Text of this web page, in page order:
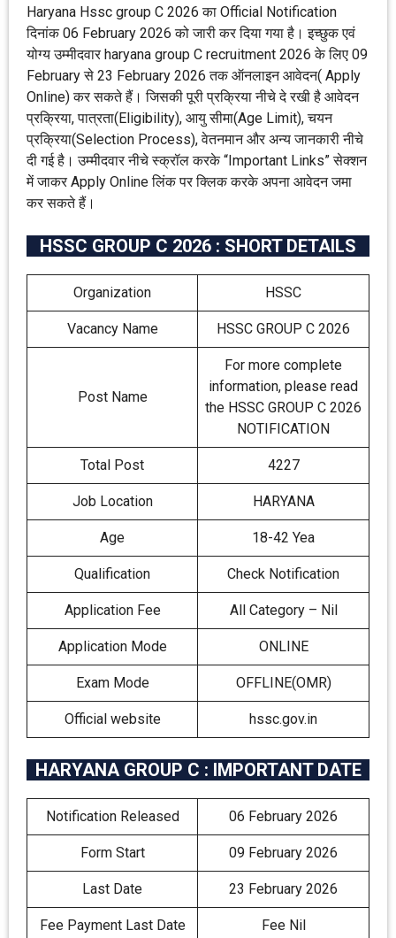
Haryana Hssc group C 2026 का Official Notification
दिनांक 06 February 2026 को जारी कर दिया गया है। इच्छुक एवं
योग्य उम्मीदवार haryana group C recruitment 2026 के लिए 09
February से 23 February 2026 तक ऑनलाइन आवेदन( Apply
Online) कर सकते हैं। जिसकी पूरी प्रक्रिया नीचे दे रखी है आवेदन
प्रक्रिया, पात्रता(Eligibility), आयु सीमा(Age Limit), चयन
प्रक्रिया(Selection Process), वेतनमान और अन्य जानकारी नीचे
दी गई है। उम्मीदवार नीचे स्क्रॉल करके “Important Links” सेक्शन
में जाकर Apply Online लिंक पर क्लिक करके अपना आवेदन जमा
कर सकते हैं।
HSSC GROUP C 2026 : SHORT DETAILS
Organization HSSC
Vacancy Name HSSC GROUP C 2026
Post Name
For more complete
information, please read
the HSSC GROUP C 2026
NOTIFICATION
Total Post 4227
Job Location HARYANA
Age 18-42 Yea
Qualification Check Notification
Application Fee All Category – Nil
Application Mode ONLINE
Exam Mode OFFLINE(OMR)
Official website hssc.gov.in
HARYANA GROUP C : IMPORTANT DATE
Notification Released 06 February 2026
Form Start 09 February 2026
Last Date 23 February 2026
Fee Payment Last Date Fee Nil